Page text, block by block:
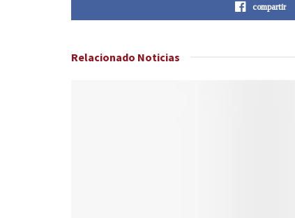
compartir
Relacionado Noticias